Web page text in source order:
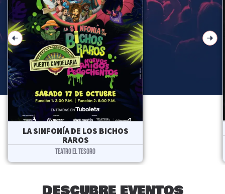
LA SINFONÍA DE LOS BICHOS
RAROS
TEATRO EL TESORO